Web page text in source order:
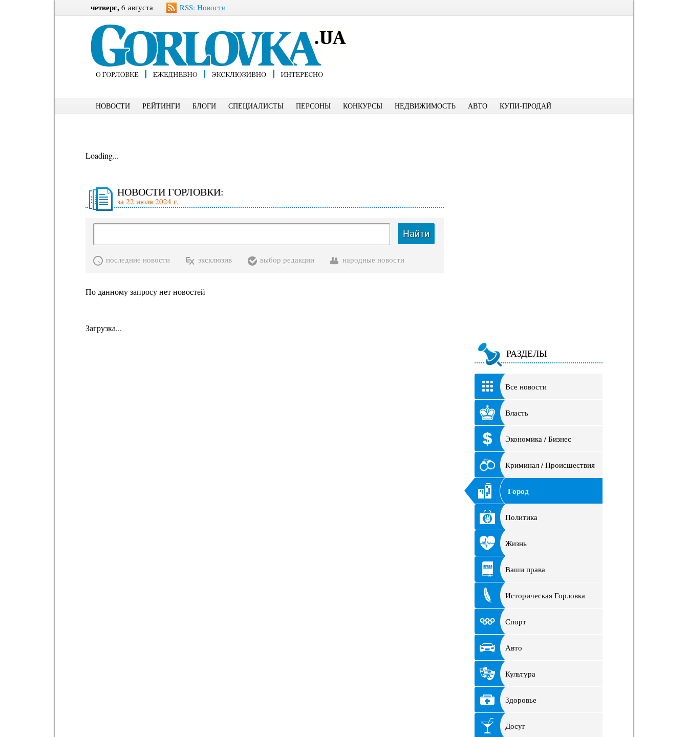
четверг, 6 августа RSS: Новости
НОВОСТИ РЕЙТИНГИ БЛОГИ СПЕЦИАЛИСТЫ ПЕРСОНЫ КОНКУРСЫ НЕДВИЖИМОСТЬ АВТО КУПИ-ПРОДАЙ
Loading...
НОВОСТИ ГОРЛОВКИ:
за 22 июля 2024 г.
Найти
последние новости эксклюзив выбор редакции народные новости
По данному запросу нет новостей
Загрузка...
РАЗДЕЛЫ
Все новости
Власть
Экономика / Бизнес
Криминал / Происшествия
Город
Политика
Жизнь
Ваши права
Историческая Горловка
Спорт
Авто
Культура
Здоровье
Досуг